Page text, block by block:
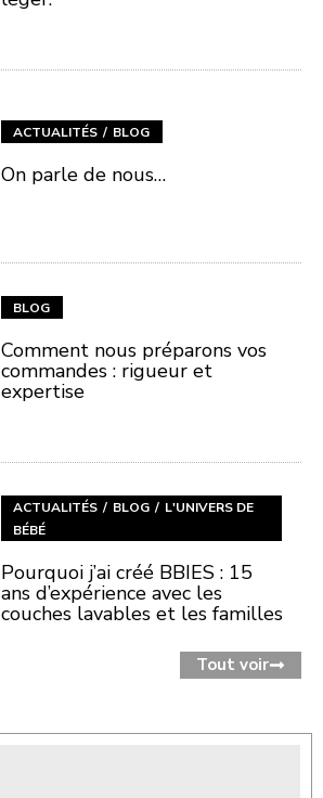
ACTUALITÉS BLOG
On parle de nous…
BLOG
Comment nous préparons vos
commandes : rigueur et
expertise
ACTUALITÉS BLOG
L'UNIVERS DE
BÉBÉ
Pourquoi j’ai créé BBIES : 15
ans d’expérience avec les
couches lavables et les familles
Tout voir